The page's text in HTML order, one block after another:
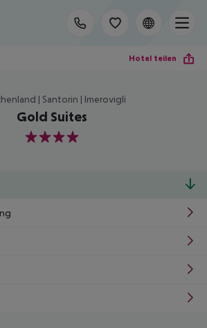
Hotel teilen
| Santorin | Imerovigli
Gold Suites
4